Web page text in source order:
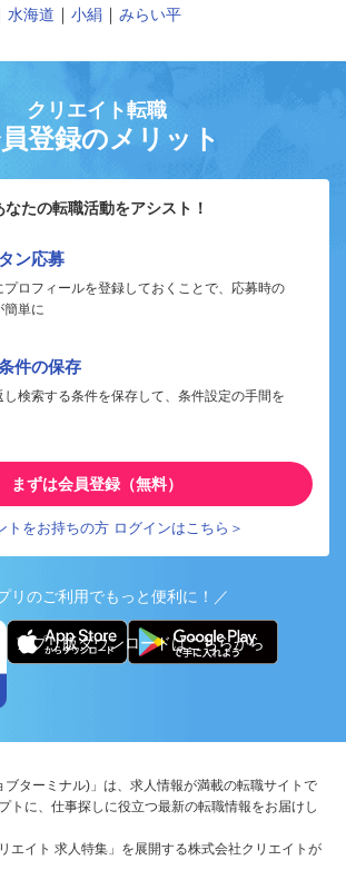
水海道 ｜ 小絹 ｜ みらい平
クリエイト転職
登録のメリット
たの転職活動をアシスト！
ン応募
プロフィールを登録しておくことで、応募時の
簡単に
件の保存
し検索する条件を保存して、条件設定の手間を
まずは会員登録（無料）
トをお持ちの方 ログインはこちら＞
リのご利用でもっと便利に！／
アプリ版ダウンロードはこちらから
ブターミナル)」は、求人情報が満載の転職サイトで
トに、仕事探しに役立つ最新の転職情報をお届けし
エイト 求人特集」を展開する株式会社クリエイトが